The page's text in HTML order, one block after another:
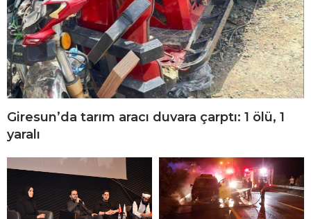
Giresun’da tarım aracı duvara çarptı: 1 ölü, 1
yaralı